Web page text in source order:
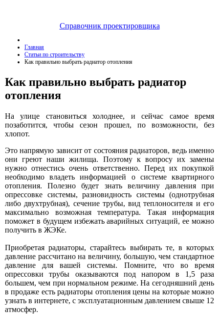
Справочник проектировщика
Главная
Статьи по строительству
Как правильно выбрать радиатор отопления
Как правильно выбрать радиатор
отопления
На улице становиться холоднее, и сейчас самое время
позаботится, чтобы сезон прошел, по возможности, без
хлопот.
Это напрямую зависит от состояния радиаторов, ведь именно
они греют наши жилища. Поэтому к вопросу их замены
нужно отнестись очень ответственно. Перед их покупкой
необходимо владеть информацией о системе квартирного
отопления. Полезно будет знать величину давления при
опрессовке системы, разновидность системы (однотрубная
либо двухтрубная), сечение трубы, вид теплоносителя и его
максимально возможная температура. Такая информация
поможет в будущем избежать аварийных ситуаций, ее можно
получить в ЖЭКе.
Приобретая радиаторы, старайтесь выбирать те, в которых
давление рассчитано на величину, большую, чем стандартное
давление для вашей системы. Помните, что во время
опрессовки трубы оказываются под напором в 1,5 раза
большем, чем при нормальном режиме. На сегодняшний день
в продаже есть радиаторы отопления цены на которые можно
узнать в интернете, с эксплуатационным давлением свыше 12
атмосфер.